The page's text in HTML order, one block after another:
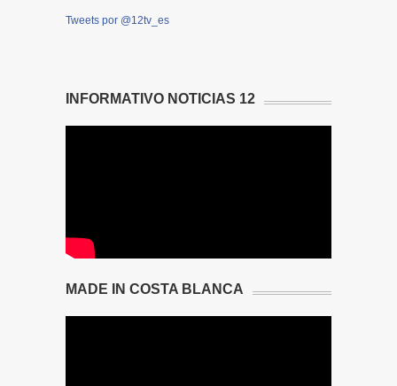
Tweets por @12tv_es
INFORMATIVO NOTICIAS 12
MADE IN COSTA BLANCA